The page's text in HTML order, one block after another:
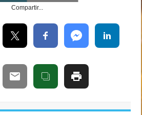
Compartir...